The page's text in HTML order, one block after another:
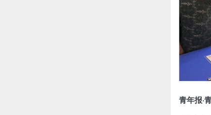
青年报·